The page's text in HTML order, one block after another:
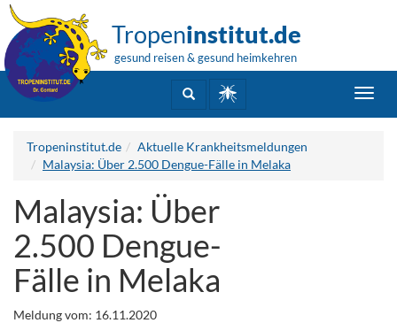
Tropeninstitut.de
gesund reisen & gesund heimkehren
Tropeninstitut.de
Aktuelle Krankheitsmeldungen
Malaysia: Über 2.500 Dengue-Fälle in Melaka
Malaysia: Über
2.500 Dengue-
Fälle in Melaka
Meldung vom: 16.11.2020